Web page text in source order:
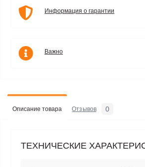
Информация о гарантии
Важно
Описание товара Отзывов 0
ТЕХНИЧЕСКИЕ